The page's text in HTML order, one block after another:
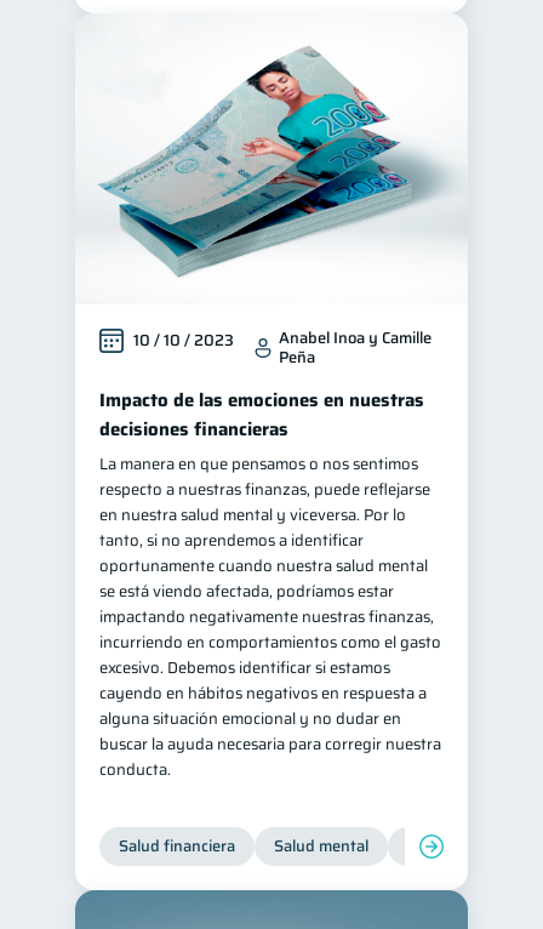
10 / 10 / 2023 Anabel Inoa y Camille
Peña
Impacto de las emociones en nuestras
decisiones financieras
La manera en que pensamos o nos sentimos
respecto a nuestras finanzas, puede reflejarse
en nuestra salud mental y viceversa. Por lo
tanto, si no aprendemos a identificar
oportunamente cuando nuestra salud mental
se está viendo afectada, podríamos estar
impactando negativamente nuestras finanzas,
incurriendo en comportamientos como el gasto
excesivo. Debemos identificar si estamos
cayendo en hábitos negativos en respuesta a
alguna situación emocional y no dudar en
buscar la ayuda necesaria para corregir nuestra
conducta.
Salud financiera Salud mental Inclusión